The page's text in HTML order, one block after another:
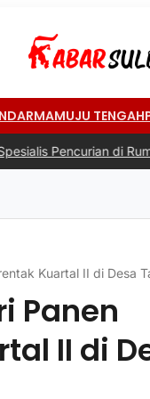
MAMUJU TENGAH
Kosong|#3 -Aksi
Kuartal II di Desa
Panen
II di